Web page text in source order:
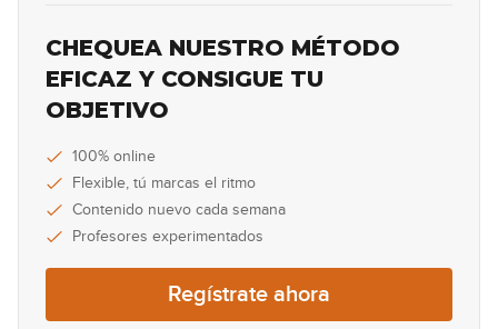
13
03:54
Escala alterada
24:03
15
14:56
Uso de escala alterada: Parte 2
CHEQUEA NUESTRO MÉTODO
EFICAZ Y CONSIGUE TU
OBJETIVO
100% online
Flexible, tú marcas el ritmo
Contenido nuevo cada semana
Profesores experimentados
Regístrate ahora